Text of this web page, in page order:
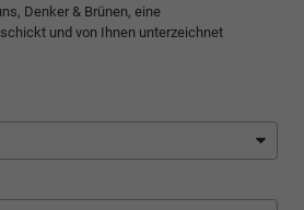
Denker & Brünen, eine
und von Ihnen unterzeichnet